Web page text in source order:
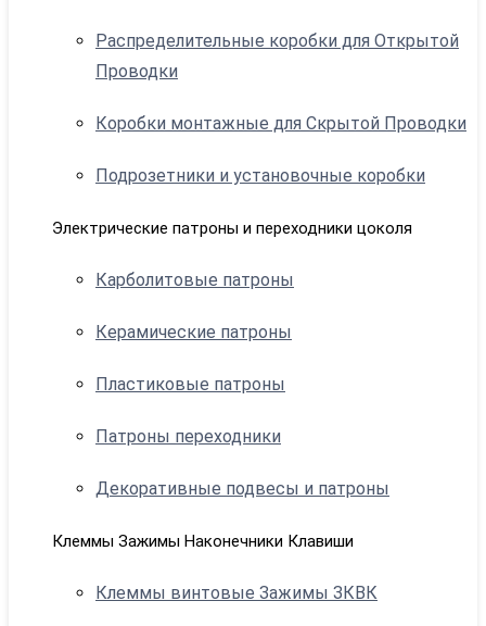
Распределительные коробки для Открытой
Проводки
Коробки монтажные для Скрытой Проводки
Подрозетники и установочные коробки
Электрические патроны и переходники цоколя
Карболитовые патроны
Керамические патроны
Пластиковые патроны
Патроны переходники
Декоративные подвесы и патроны
Клеммы Зажимы Наконечники Клавиши
Клеммы винтовые Зажимы ЗКВК